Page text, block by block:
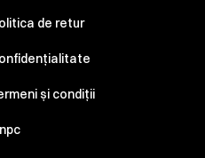
de retur
și condiții